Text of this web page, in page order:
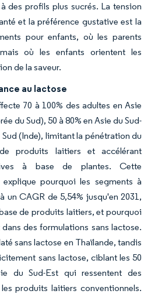
des profils plus sucrés. La tension
et la préférence gustative est la
pour enfants, où les parents
où les enfants orientent les
de la saveur.
au lactose
70 à 100% des adultes en Asie
du Sud), 50 à 80% en Asie du Sud-
Sud (Inde), limitant la pénétration du
produits laitiers et accélérant
à base de plantes. Cette
pourquoi les segments à
un CAGR de 5,54% jusqu'en 2031,
de produits laitiers, et pourquoi
des formulations sans lactose.
sans lactose en Thaïlande, tandis
sans lactose, ciblant les 50
du Sud-Est qui ressentent des
produits laitiers conventionnels.